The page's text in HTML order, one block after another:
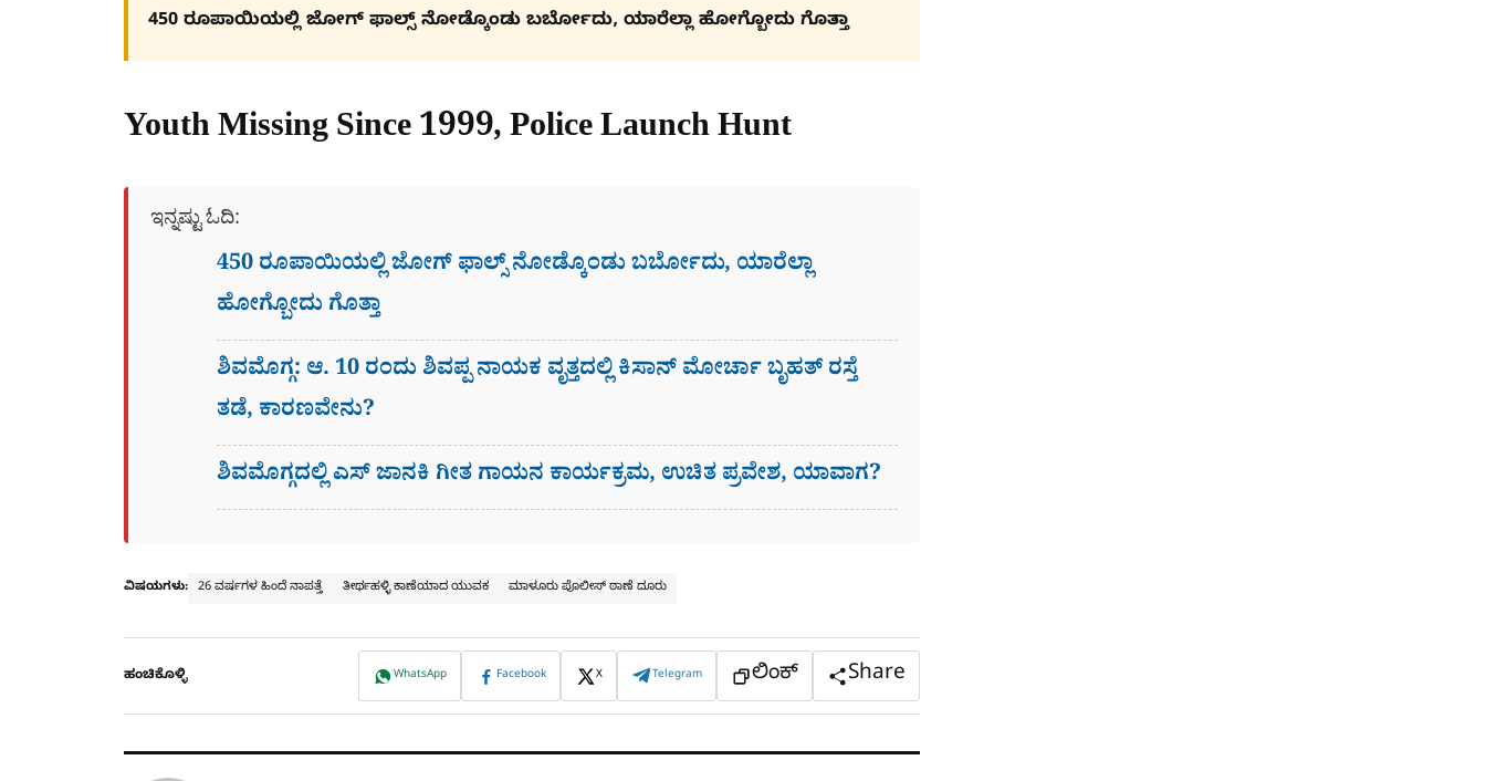
450 ರೂಪಾಯಿಯಲ್ಲಿ ಜೋಗ್​ ಫಾಲ್ಸ್​ ನೋಡ್ಕೊಂಡು ಬರ್ಬೋದು, ಯಾರೆಲ್ಲಾ ಹೋಗ್ಬೋದು ಗೊತ್ತಾ
Youth Missing Since 1999, Police Launch Hunt
ಇನ್ನಷ್ಟು ಓದಿ:
450 ರೂಪಾಯಿಯಲ್ಲಿ ಜೋಗ್​ ಫಾಲ್ಸ್​ ನೋಡ್ಕೊಂಡು ಬರ್ಬೋದು, ಯಾರೆಲ್ಲಾ
ಹೋಗ್ಬೋದು ಗೊತ್ತಾ
ಶಿವಮೊಗ್ಗ: ಆ. 10 ರಂದು ಶಿವಪ್ಪ ನಾಯಕ ವೃತ್ತದಲ್ಲಿ ಕಿಸಾನ್ ಮೋರ್ಚಾ ಬೃಹತ್ ರಸ್ತೆ
ತಡೆ, ಕಾರಣವೇನು?
ಶಿವಮೊಗ್ಗದಲ್ಲಿ ಎಸ್​ ಜಾನಕಿ ಗೀತ ಗಾಯನ ಕಾರ್ಯಕ್ರಮ, ಉಚಿತ ಪ್ರವೇಶ, ಯಾವಾಗ?
ವಿಷಯಗಳು: 26 ವರ್ಷಗಳ ಹಿಂದೆ ನಾಪತ್ತೆ ತೀರ್ಥಹಳ್ಳಿ ಕಾಣೆಯಾದ ಯುವಕ ಮಾಳೂರು ಪೊಲೀಸ್ ಠಾಣೆ ದೂರು
ಹಂಚಿಕೊಳ್ಳಿ WhatsApp Facebook X Telegram ಲಿಂಕ್ Share